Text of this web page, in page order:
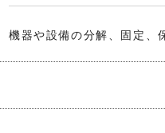
機器や設備の分解、固定、